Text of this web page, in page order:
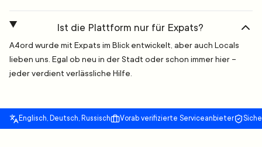
Ist die Plattform nur für Expats?
A4ord wurde mit Expats im Blick entwickelt, aber auch Locals
lieben uns. Egal ob neu in der Stadt oder schon immer hier –
jeder verdient verlässliche Hilfe.
Englisch, Deutsch, Russisch Vorab verifizierte Serviceanbieter